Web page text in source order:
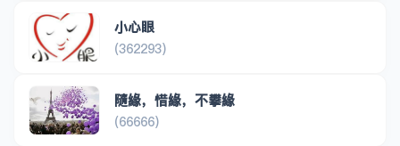
小心眼
(362293)
隨緣，惜緣，不攀緣
(66666)